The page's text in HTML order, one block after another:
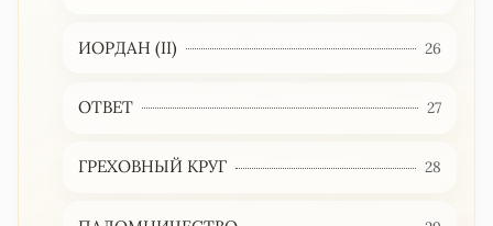
ИОРДАН (II) 26
ОТВЕТ 27
ГРЕХОВНЫЙ КРУГ 28